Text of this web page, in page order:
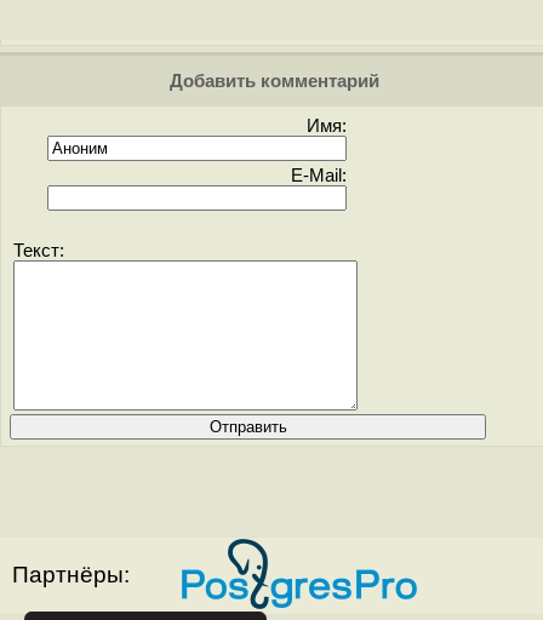
Добавить комментарий
Имя:
E-Mail:
Текст:
Партнёры: